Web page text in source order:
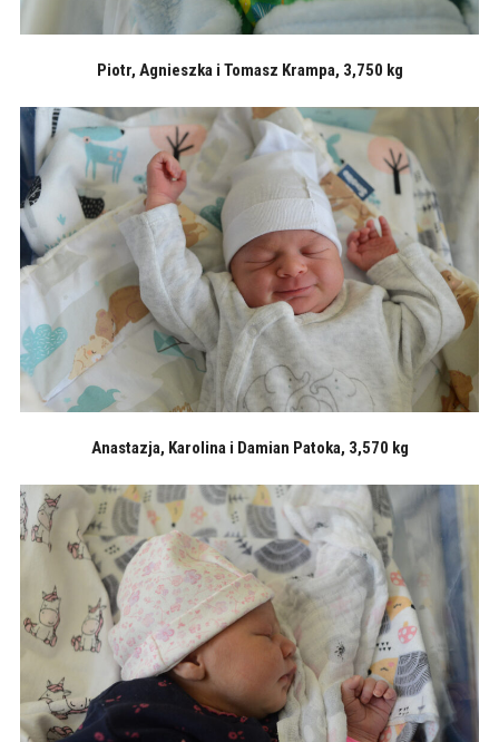
Piotr, Agnieszka i Tomasz Krampa, 3,750 kg
Anastazja, Karolina i Damian Patoka, 3,570 kg